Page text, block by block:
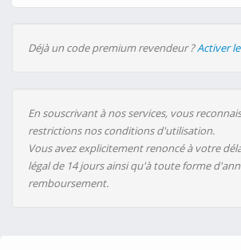
Déjà un code premium revendeur ?Activer
En souscrivant à nos services, vous
restrictions nos conditions d'utilisation.
Vous avez explicitement renoncé à votre
légal de 14 jours ainsi qu'à toute forme
remboursement.